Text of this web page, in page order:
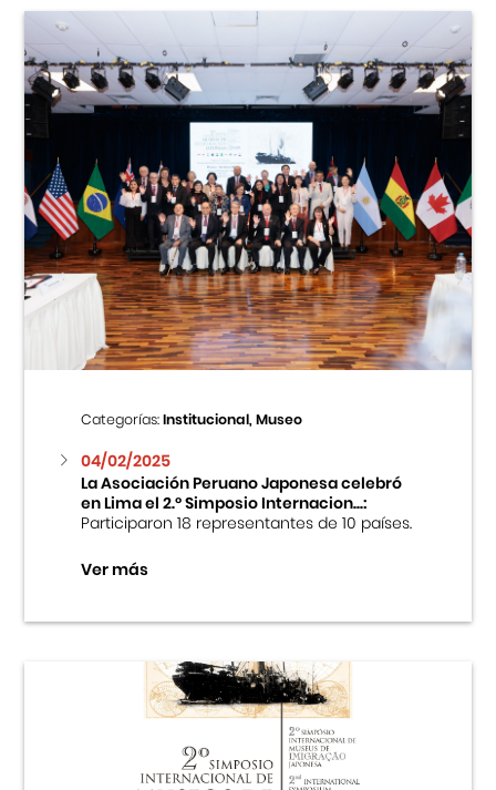
Categorías:Institucional, Museo
04/02/2025
La Asociación Peruano Japonesa celebró
en Lima el 2.º Simposio Internacion...:
Participaron 18 representantes de 10 países.
Ver más